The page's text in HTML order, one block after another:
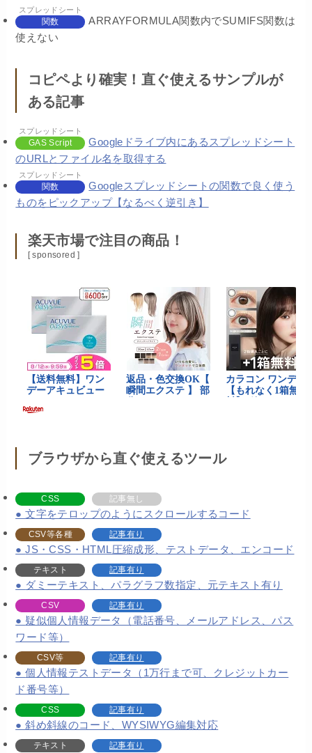
関数
スプレッドシート
ARRAYFORMULA関数内でSUMIFS関数は
使えない
コピペより確実！直ぐ使えるサンプルが
ある記事
GAS Script
スプレッドシート
Googleドライブ内にあるスプレッドシート
のURLとファイル名を取得する
関数
スプレッドシート
Googleスプレッドシートの関数で良く使う
ものをピックアップ【なるべく逆引き】
楽天市場で注目の商品！
[ sponsored ]
ブラウザから直ぐ使えるツール
CSS 記事無し
文字をテロップのようにスクロールするコード
CSV等各種 記事有り
JS・CSS・HTML圧縮成形、テストデータ、エンコード
テキスト 記事有り
ダミーテキスト、パラグラフ数指定、元テキスト有り
CSV 記事有り
疑似個人情報データ（電話番号、メールアドレス、パス
ワード等）
CSV等 記事有り
個人情報テストデータ（1万行まで可、クレジットカー
ド番号等）
CSS 記事有り
斜め斜線のコード、WYSIWYG編集対応
テキスト 記事有り